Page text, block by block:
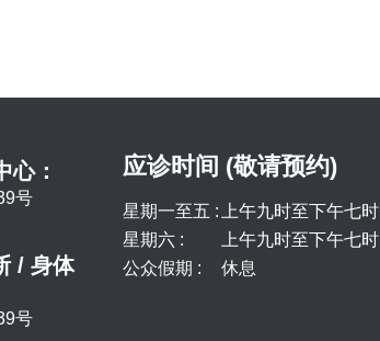
心：
号
/ 身体
号
应诊时间 (敬请预约)
星期一至五 :
上午九时至下午七时
星期六 :
上午九时至下午七时
公众假期 :
休息